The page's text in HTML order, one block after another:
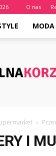
O nas
MODA
I